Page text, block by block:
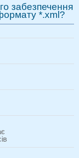
забезпечення
*.xml?